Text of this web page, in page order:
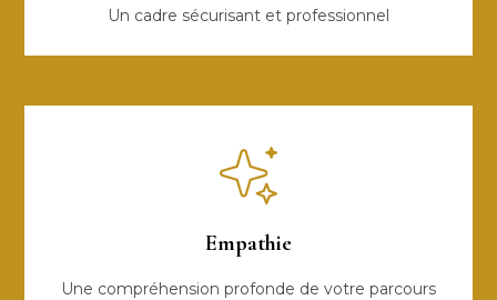
Un cadre sécurisant et professionnel
Empathie
Une compréhension profonde de votre parcours